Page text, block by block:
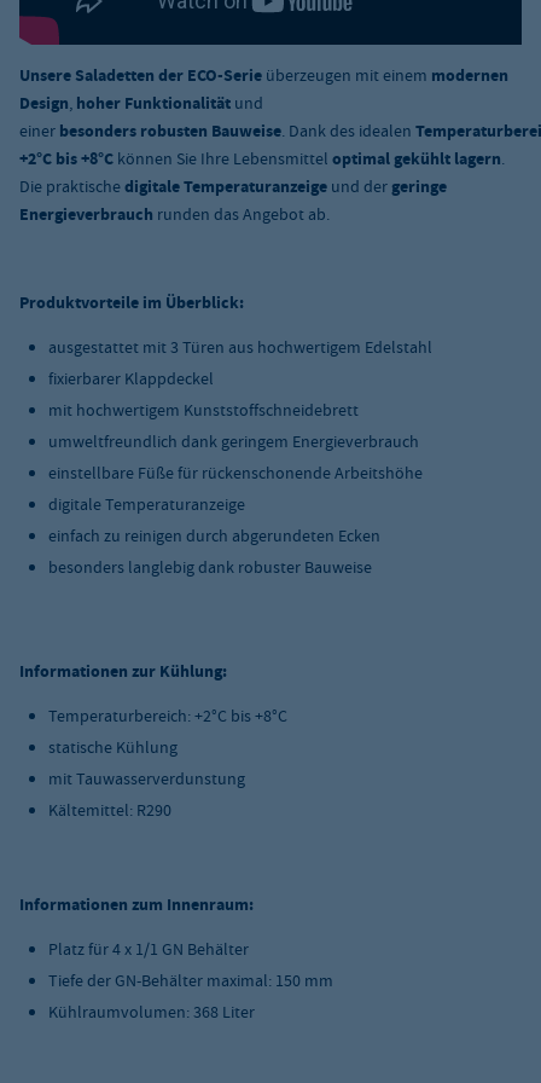
Unsere Saladetten der ECO-Serie überzeugen mit einem modernen
Design, hoher Funktionalität und
einer besonders robusten Bauweise. Dank des idealen
+2°C bis +8°C können Sie Ihre Lebensmittel optimal gekühlt lagern.
Die praktischedigitale Temperaturanzeige und dergeringe
Energieverbrauch runden das Angebot ab.
Produktvorteile im Überblick:
ausgestattet mit 3 Türen aus hochwertigem Edelstahl
fixierbarer Klappdeckel
mit hochwertigem Kunststoffschneidebrett
umweltfreundlich dank geringem Energieverbrauch
einstellbare Füße für rückenschonende Arbeitshöhe
digitale Temperaturanzeige
einfach zu reinigen durch abgerundeten Ecken
besonders langlebig dank robuster Bauweise
Informationen zur Kühlung:
Temperaturbereich: +2°C bis +8°C
statische Kühlung
mit Tauwasserverdunstung
Kältemittel: R290
Informationen zum Innenraum:
Platz für 4 x 1/1 GN Behälter
Tiefe der GN-Behälter maximal: 150 mm
Kühlraumvolumen: 368 Liter